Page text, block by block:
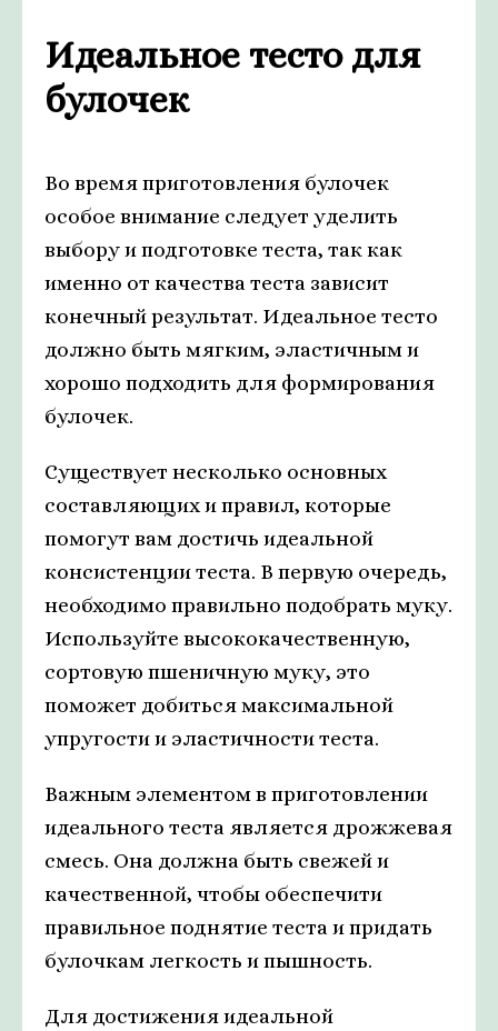
Идеальное тесто для
булочек
Во время приготовления булочек
особое внимание следует уделить
выбору и подготовке теста, так как
именно от качества теста зависит
конечный результат. Идеальное тесто
должно быть мягким, эластичным и
хорошо подходить для формирования
булочек.
Существует несколько основных
составляющих и правил, которые
помогут вам достичь идеальной
консистенции теста. В первую очередь,
необходимо правильно подобрать муку.
Используйте высококачественную,
сортовую пшеничную муку, это
поможет добиться максимальной
упругости и эластичности теста.
Важным элементом в приготовлении
идеального теста является дрожжевая
смесь. Она должна быть свежей и
качественной, чтобы обеспечити
правильное поднятие теста и придать
булочкам легкость и пышность.
Для достижения идеальной